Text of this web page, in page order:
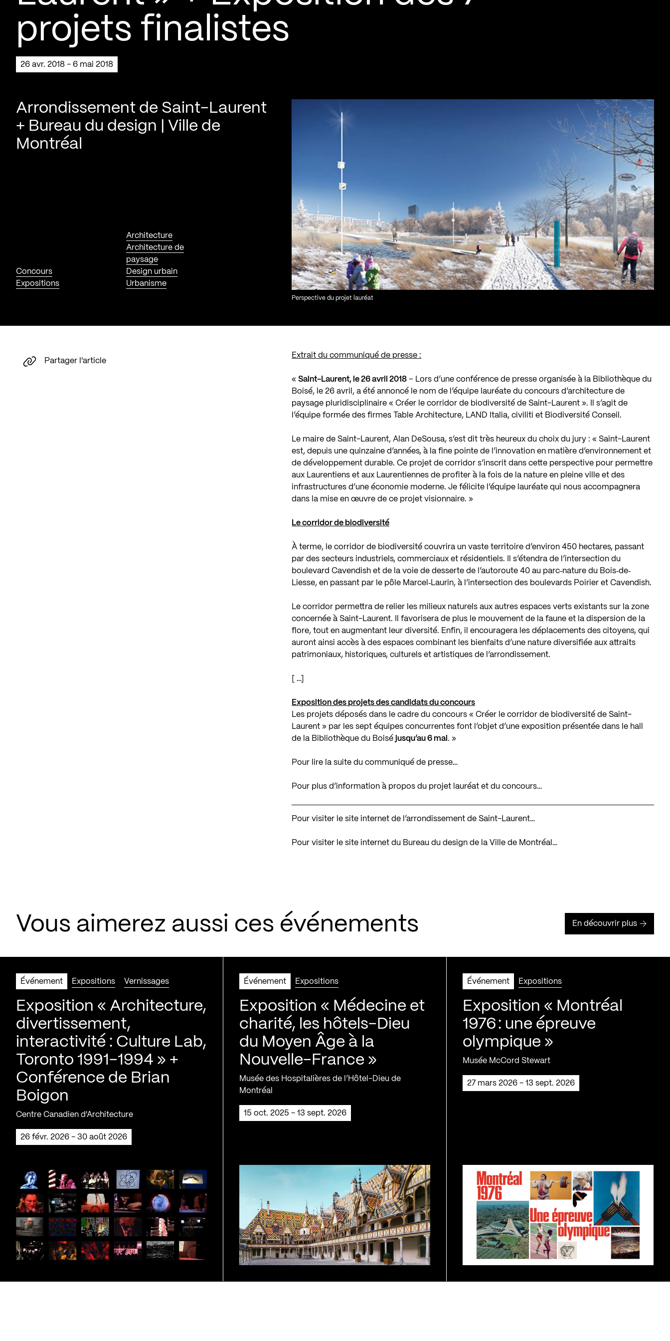
projets finalistes
26 avr. 2018 - 6 mai 2018
Arrondissement de Saint-Laurent
+ Bureau du design | Ville de
Montréal
Concours
Expositions
Architecture
Architecture de
paysage
Design urbain
Urbanisme
Perspective du projet lauréat
Extrait du communiqué de presse :
«Saint-Laurent, le 26 avril 2018 – Lors d’une conférence de presse organisée à la Bibliothèque du
Boisé, le 26 avril, a été annoncé le nom de l’équipe lauréate du concours d’architecture de
paysage pluridisciplinaire « Créer le corridor de biodiversité de Saint-Laurent ». Il s’agit de
l’équipe formée des firmes Table Architecture, LAND Italia, civiliti et Biodiversité Conseil.
Le maire de Saint-Laurent, Alan DeSousa, s’est dit très heureux du choix du jury : « Saint-Laurent
est, depuis une quinzaine d’années, à la fine pointe de l’innovation en matière d’environnement et
de développement durable. Ce projet de corridor s’inscrit dans cette perspective pour permettre
aux Laurentiens et aux Laurentiennes de profiter à la fois de la nature en pleine ville et des
infrastructures d’une économie moderne. Je félicite l’équipe lauréate qui nous accompagnera
dans la mise en œuvre de ce projet visionnaire. »
Le corridor de biodiversité
À terme, le corridor de biodiversité couvrira un vaste territoire d’environ 450 hectares, passant
par des secteurs industriels, commerciaux et résidentiels. Il s’étendra de l’intersection du
boulevard Cavendish et de la voie de desserte de l’autoroute 40 au parc‐nature du Bois‐de‐
Liesse, en passant par le pôle Marcel‐Laurin, à l’intersection des boulevards Poirier et Cavendish.
Le corridor permettra de relier les milieux naturels aux autres espaces verts existants sur la zone
concernée à Saint-Laurent. Il favorisera de plus le mouvement de la faune et la dispersion de la
flore, tout en augmentant leur diversité. Enfin, il encouragera les déplacements des citoyens, qui
auront ainsi accès à des espaces combinant les bienfaits d’une nature diversifiée aux attraits
patrimoniaux, historiques, culturels et artistiques de l’arrondissement.
[ …]
Exposition des projets des candidats du concours
Les projets déposés dans le cadre du concours « Créer le corridor de biodiversité de Saint-
Laurent » par les sept équipes concurrentes font l’objet d’une exposition présentée dans le hall
de la Bibliothèque du Boiséjusqu’au 6 mai. »
Pour lire la suite du communiqué de presse…
Pour plus d’information à propos du projet lauréat et du concours…
Pour visiter le site internet de l’arrondissement de Saint-Laurent…
Pour visiter le site internet du Bureau du design de la Ville de Montréal…
Partager l'article
Vous aimerez aussi ces événements En découvrir plus
Événement Expositions Vernissages
Exposition « Architecture,
divertissement,
interactivité : Culture Lab,
Toronto 1991-1994 » +
Conférence de Brian
Boigon
Centre Canadien d'Architecture
26 févr. 2026 - 30 août 2026
Événement Expositions
Exposition « Médecine et
charité, les hôtels-Dieu
du Moyen Âge à la
Nouvelle-France »
Musée des Hospitalières de l’Hôtel-Dieu de
Montréal
15 oct. 2025 - 13 sept. 2026
Événement Expositions
Exposition « Montréal
1976 : une épreuve
olympique »
Musée McCord Stewart
27 mars 2026 - 13 sept. 2026